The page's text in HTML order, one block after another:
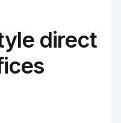
direct